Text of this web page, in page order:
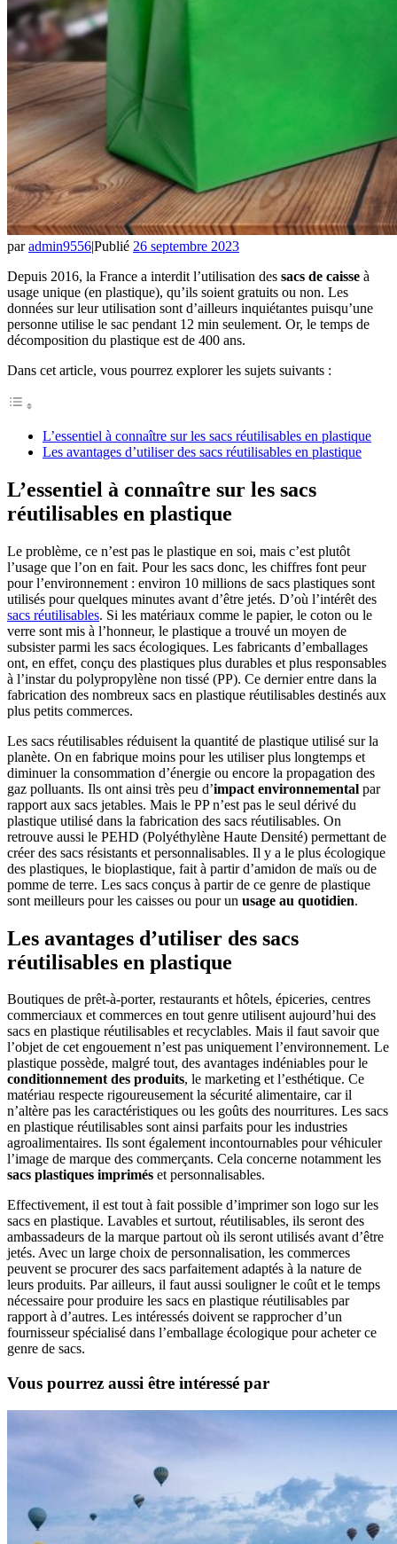
paradmin9556|Publié 26 septembre 2023
Depuis 2016, la France a interdit l’utilisation des sacs de caisse à
usage unique (en plastique), qu’ils soient gratuits ou non. Les
données sur leur utilisation sont d’ailleurs inquiétantes puisqu’une
personne utilise le sac pendant 12 min seulement. Or, le temps de
décomposition du plastique est de 400 ans.
Dans cet article, vous pourrez explorer les sujets suivants :
L’essentiel à connaître sur les sacs réutilisables en plastique
Les avantages d’utiliser des sacs réutilisables en plastique
L’essentiel à connaître sur les sacs
réutilisables en plastique
Le problème, ce n’est pas le plastique en soi, mais c’est plutôt
l’usage que l’on en fait. Pour les sacs donc, les chiffres font peur
pour l’environnement : environ 10 millions de sacs plastiques sont
utilisés pour quelques minutes avant d’être jetés. D’où l’intérêt des
sacs réutilisables. Si les matériaux comme le papier, le coton ou le
verre sont mis à l’honneur, le plastique a trouvé un moyen de
subsister parmi les sacs écologiques. Les fabricants d’emballages
ont, en effet, conçu des plastiques plus durables et plus responsables
à l’instar du polypropylène non tissé (PP). Ce dernier entre dans la
fabrication des nombreux sacs en plastique réutilisables destinés aux
plus petits commerces.
Les sacs réutilisables réduisent la quantité de plastique utilisé sur la
planète. On en fabrique moins pour les utiliser plus longtemps et
diminuer la consommation d’énergie ou encore la propagation des
gaz polluants. Ils ont ainsi très peu d’impact environnemental par
rapport aux sacs jetables. Mais le PP n’est pas le seul dérivé du
plastique utilisé dans la fabrication des sacs réutilisables. On
retrouve aussi le PEHD (Polyéthylène Haute Densité) permettant de
créer des sacs résistants et personnalisables. Il y a le plus écologique
des plastiques, le bioplastique, fait à partir d’amidon de maïs ou de
pomme de terre. Les sacs conçus à partir de ce genre de plastique
sont meilleurs pour les caisses ou pour un usage au quotidien.
Les avantages d’utiliser des sacs
réutilisables en plastique
Boutiques de prêt-à-porter, restaurants et hôtels, épiceries, centres
commerciaux et commerces en tout genre utilisent aujourd’hui des
sacs en plastique réutilisables et recyclables. Mais il faut savoir que
l’objet de cet engouement n’est pas uniquement l’environnement. Le
plastique possède, malgré tout, des avantages indéniables pour le
conditionnement des produits, le marketing et l’esthétique. Ce
matériau respecte rigoureusement la sécurité alimentaire, car il
n’altère pas les caractéristiques ou les goûts des nourritures. Les sacs
en plastique réutilisables sont ainsi parfaits pour les industries
agroalimentaires. Ils sont également incontournables pour véhiculer
l’image de marque des commerçants. Cela concerne notamment les
sacs plastiques imprimés et personnalisables.
Effectivement, il est tout à fait possible d’imprimer son logo sur les
sacs en plastique. Lavables et surtout, réutilisables, ils seront des
ambassadeurs de la marque partout où ils seront utilisés avant d’être
jetés. Avec un large choix de personnalisation, les commerces
peuvent se procurer des sacs parfaitement adaptés à la nature de
leurs produits. Par ailleurs, il faut aussi souligner le coût et le temps
nécessaire pour produire les sacs en plastique réutilisables par
rapport à d’autres. Les intéressés doivent se rapprocher d’un
fournisseur spécialisé dans l’emballage écologique pour acheter ce
genre de sacs.
Vous pourrez aussi être intéressé par